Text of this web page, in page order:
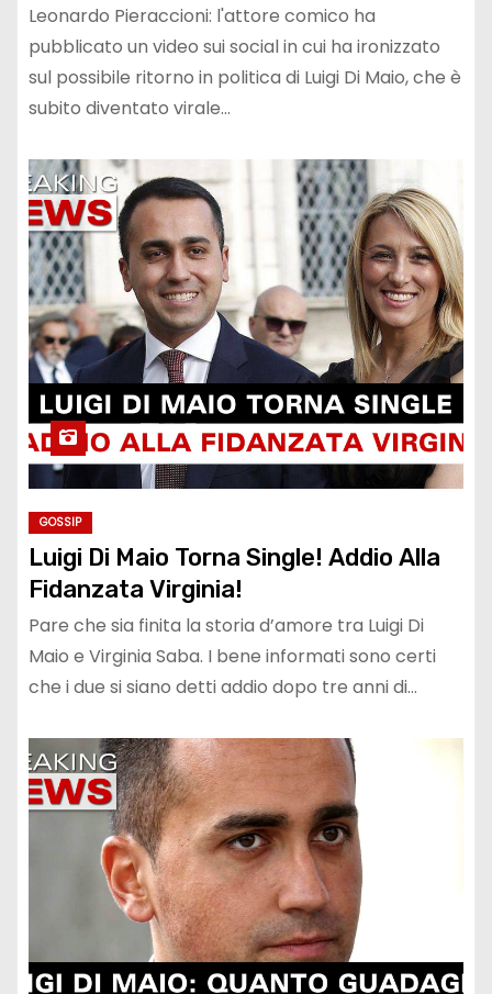
Leonardo Pieraccioni: l'attore comico ha
pubblicato un video sui social in cui ha ironizzato
sul possibile ritorno in politica di Luigi Di Maio, che è
subito diventato virale...
GOSSIP
Luigi Di Maio Torna Single! Addio Alla
Fidanzata Virginia!
Pare che sia finita la storia d’amore tra Luigi Di
Maio e Virginia Saba. I bene informati sono certi
che i due si siano detti addio dopo tre anni di…